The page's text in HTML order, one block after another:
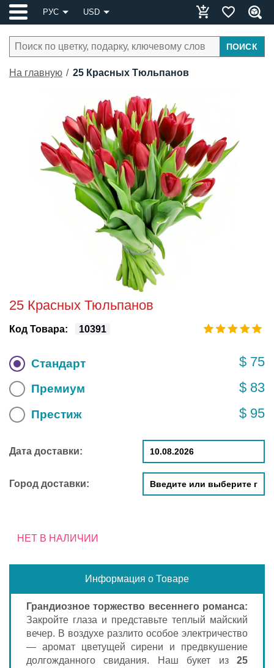
РУС USD
ПОИСК
На главную 25 Красных Тюльпанов
25 Красных Тюльпанов
Код Товара: 10391
Стандарт $ 75
Премиум $ 83
Престиж $ 95
Дата доставки:
Город доставки:
НЕТ В НАЛИЧИИ
Информация о Товаре
Грандиозное торжество весеннего романса:
Закройте глаза и представьте теплый майский
вечер. В воздухе разлито особое электричество
— аромат цветущей сирени и предвкушение
долгожданного свидания. Наш букет из 25